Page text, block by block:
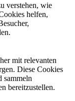
verstehen, wie
helfen,
mit relevanten
Diese Cookies
sammeln
bereitzustellen.